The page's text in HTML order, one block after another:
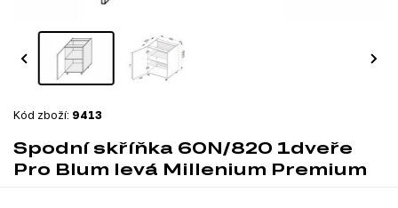
Kód zboží: 9413
Spodní skříňka 60N/820 1dveře
Pro Blum levá Millenium Premium